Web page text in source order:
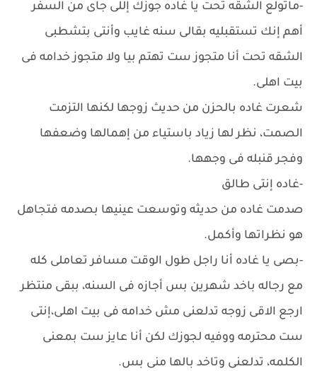
-ماتولع الشقه تحت يا غاده جوزك إللى جاى من السفر
أهم إنك تستقبليه بقالى سنه غايب وأنتى بتشطبى
الشقه تحت أنا متجوز ست تهتم بيا ولا متجوز خدامه فى
بيت اهلى.
شعرت غاده بالحزن من حديث زوجها لكنها التزمت
الصمت، نظر لها زياد باستياء من إهمالها وضعفها
وفجر قنبله فى وجهها.
-غاده إنتى طالق
صدمت غاده من حديثه وتوسعت عينيها بصدمه فتجاهل
هو نظراتها وأكمل.
-بصى يا غاده أنا راجل طول الوقت مسافر تعاملى كله
مع رجاله باخد شهرين بس أجازه فى السنه، ببقى منتظر
ارجع الاقى زوجه تدلعنى مش خدامه فى بيت اهلى،إنتى
ست محترمه ووفيه لجوزك لكن أنا عايز ست بمعنى
الكلمه، تدلعنى وتاخد بالها منى بس.